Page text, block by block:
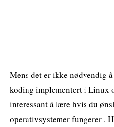
Mens det er ikke nødvendig
koding implementert i Linux
interessant å lære hvis du
operativsystemer fungerer .